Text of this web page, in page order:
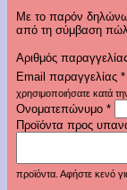
Με το παρόν
από τη σύμβαση
Αριθμός
Email παραγγελίας *
χρησιμοποιήσατε κατά
Ονοματεπώνυμο *
Προϊόντα προς
προϊόντα. Αφήστε κενό